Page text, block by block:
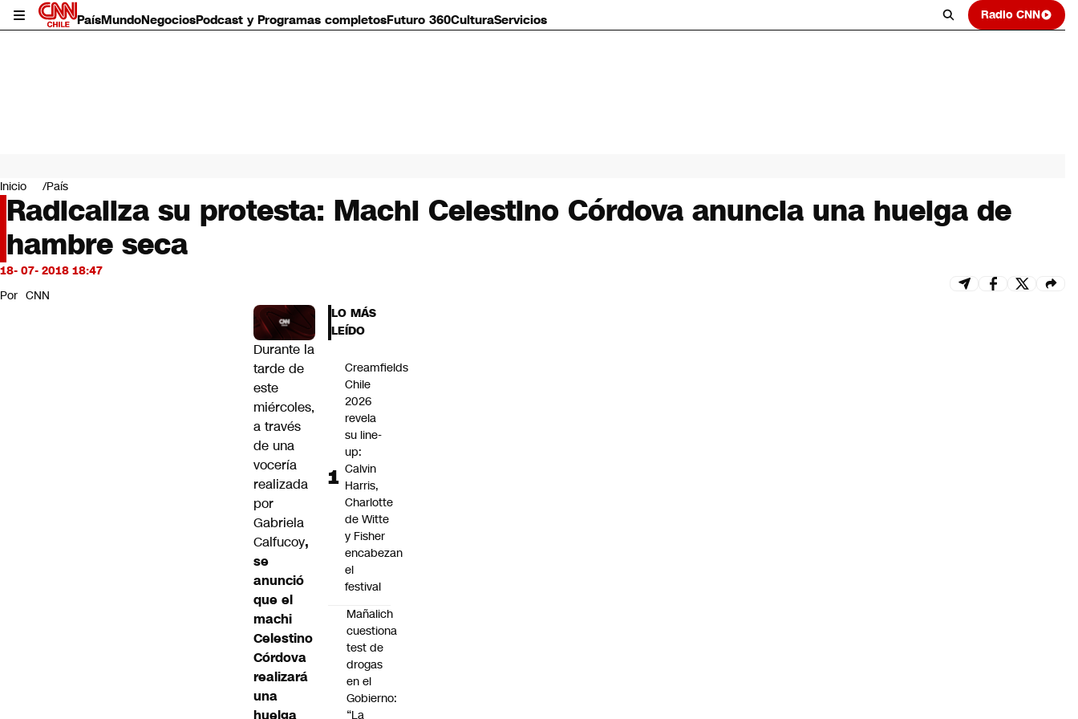
PaísMundoNegociosPodcast y Programas completosFuturo 360CulturaServicios Radio CNN
Mundo
Negocios
Deportes
Programas completos
Cultura
Servicios
Bits
CNN Data
Inicio País
Radicaliza su protesta: Machi Celestino Córdova anuncia una huelga de
hambre seca
18- 07- 2018 18:47
Por CNN
Durante la
tarde de
este
miércoles,
a través
de una
vocería
realizada
por
Gabriela
Calfucoy,
se
anunció
que el
machi
Celestino
Córdova
realizará
una
huelga
LO MÁS
LEÍDO
Creamfields
Chile
2026
revela
su line-
up:
Calvin
Harris,
Charlotte
de Witte
y Fisher
encabezan
el
festival
Mañalich
cuestiona
test de
drogas
en el
Gobierno:
“La